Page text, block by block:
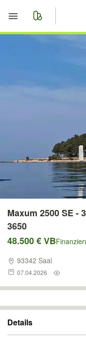
Nachrichten
Maxum 2500 SE -
3650
48.500 € VB
93342 Saal
07.04.2026
Details